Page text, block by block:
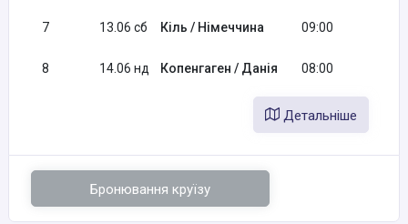
7 13.06 сб Кіль / Німеччина 09:00
8 14.06 нд Копенгаген / Данія 08:00
Детальніше
Бронювання круїзу